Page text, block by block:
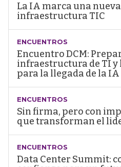
La IA marca una
infraestructura TIC
ENCUENTROS
Encuentro DCM:
infraestructura de TI y
para la llegada de la IA
ENCUENTROS
Sin firma, pero con
que transforman el
ENCUENTROS
Data Center Summit: